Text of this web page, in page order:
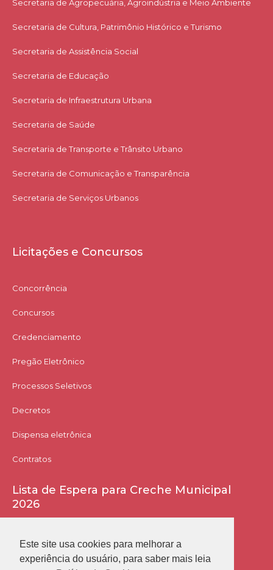
Secretaria de Agropecuária, Agroindústria e Meio Ambiente
Secretaria de Cultura, Patrimônio Histórico e Turismo
Secretaria de Assistência Social
Secretaria de Educação
Secretaria de Infraestrutura Urbana
Secretaria de Saúde
Secretaria de Transporte e Trânsito Urbano
Secretaria de Comunicação e Transparência
Secretaria de Serviços Urbanos
Licitações e Concursos
Concorrência
Concursos
Credenciamento
Pregão Eletrônico
Processos Seletivos
Decretos
Dispensa eletrônica
Contratos
Lista de Espera para Creche Municipal
2026
Este site usa cookies para melhorar a
experiência do usuário, para saber mais leia